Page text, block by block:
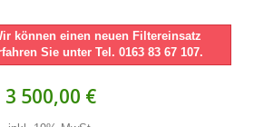
können einen neuen Filtereinsatz
Sie unter Tel. 0163 83 67 107.
3 500,00 €